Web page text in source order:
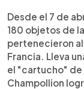
Desde el 7 de
180 objetos de
pertenecieron al
Francia. Lleva
el "cartucho" de
Champollion